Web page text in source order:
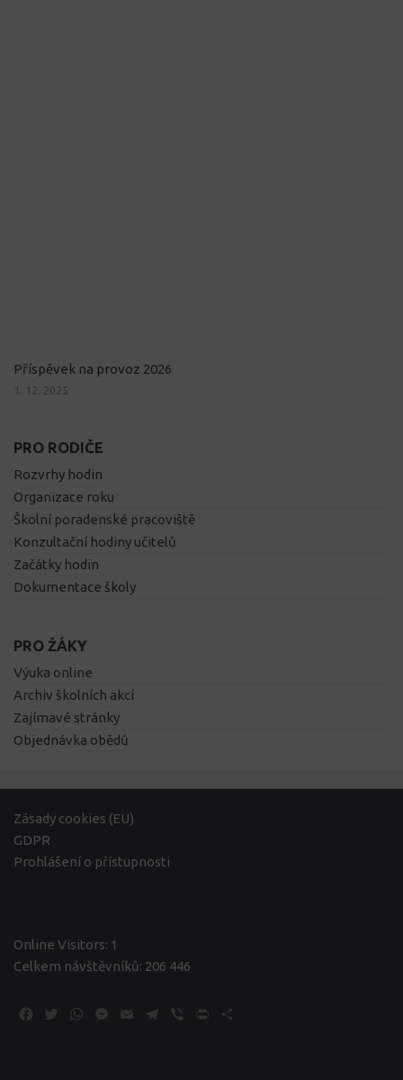
Příspěvek na provoz 2026
1. 12. 2025
PRO RODIČE
Rozvrhy hodin
Organizace roku
Školní poradenské pracoviště
Konzultační hodiny učitelů
Začátky hodin
Dokumentace školy
PRO ŽÁKY
Výuka online
Archiv školních akcí
Zajímavé stránky
Objednávka obědů
Zásady cookies (EU)
GDPR
Prohlášení o přístupnosti
Online Visitors: 1
Celkem návštěvníků: 206 446
Facebook
TwitterWhatsApp
Messenger
Email Telegram
Viber Print